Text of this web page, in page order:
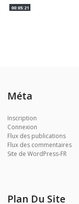
00:05:21
Méta
Inscription
Connexion
Flux des publications
Flux des commentaires
Site de WordPress-FR
Plan Du Site